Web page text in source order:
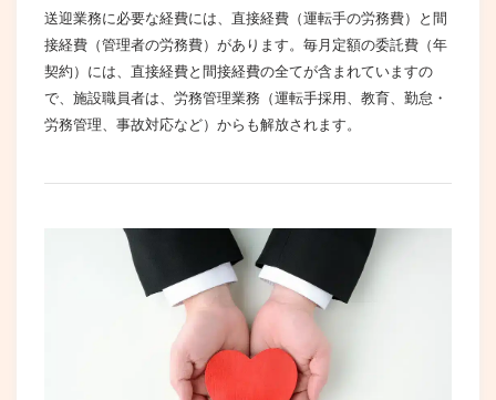
送迎業務に必要な経費には、直接経費（運転手の労務費）と間
接経費（管理者の労務費）があります。毎月定額の委託費（年
契約）には、直接経費と間接経費の全てが含まれていますの
で、施設職員者は、労務管理業務（運転手採用、教育、勤怠・
労務管理、事故対応など）からも解放されます。